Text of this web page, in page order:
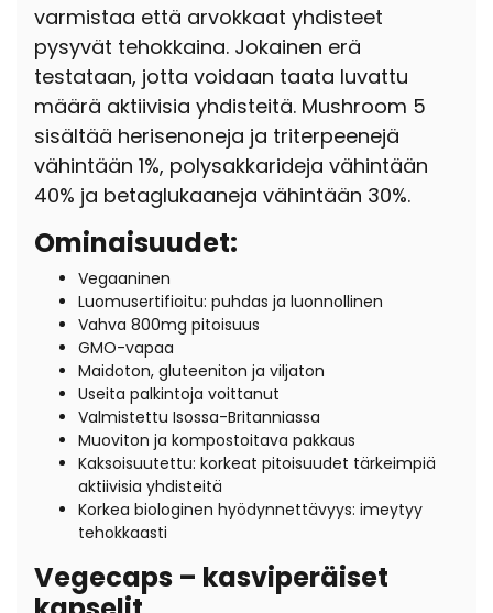
varmistaa että arvokkaat yhdisteet
pysyvät tehokkaina. Jokainen erä
testataan, jotta voidaan taata luvattu
määrä aktiivisia yhdisteitä. Mushroom 5
sisältää herisenoneja ja triterpeenejä
vähintään 1%, polysakkarideja vähintään
40% ja betaglukaaneja vähintään 30%.
Ominaisuudet:
Vegaaninen
Luomusertifioitu: puhdas ja luonnollinen
Vahva 800mg pitoisuus
GMO-vapaa
Maidoton, gluteeniton ja viljaton
Useita palkintoja voittanut
Valmistettu Isossa-Britanniassa
Muoviton ja kompostoitava pakkaus
Kaksoisuutettu: korkeat pitoisuudet tärkeimpiä
aktiivisia yhdisteitä
Korkea biologinen hyödynnettävyys: imeytyy
tehokkaasti
Vegecaps – kasviperäiset